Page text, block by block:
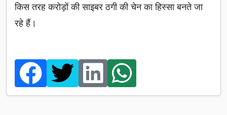
किस तरह करोड़ों की साइबर ठगी की चेन का हिस्सा बनते जा
रहे हैं।